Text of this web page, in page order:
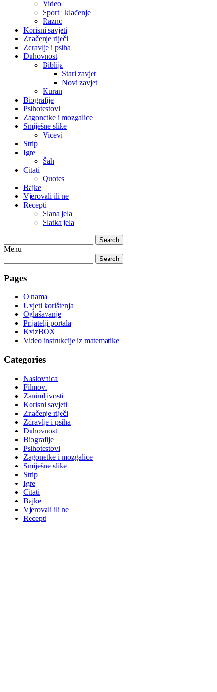
Video
Sport i klađenje
Razno
Korisni savjeti
Značenje riječi
Zdravlje i psiha
Duhovnost
Biblija
Stari zavjet
Novi zavjet
Kuran
Biografije
Psihotestovi
Zagonetke i mozgalice
Smiješne slike
Vicevi
Strip
Igre
Šah
Citati
Quotes
Bajke
Vjerovali ili ne
Recepti
Slana jela
Slatka jela
Search
Menu
Search
Pages
O nama
Uvjeti korištenja
Oglašavanje
Prijatelji portala
KvizBOX
Video instrukcije iz matematike
Categories
Naslovnica
Filmovi
Zanimljivosti
Korisni savjeti
Značenje riječi
Zdravlje i psiha
Duhovnost
Biografije
Psihotestovi
Zagonetke i mozgalice
Smiješne slike
Strip
Igre
Citati
Bajke
Vjerovali ili ne
Recepti